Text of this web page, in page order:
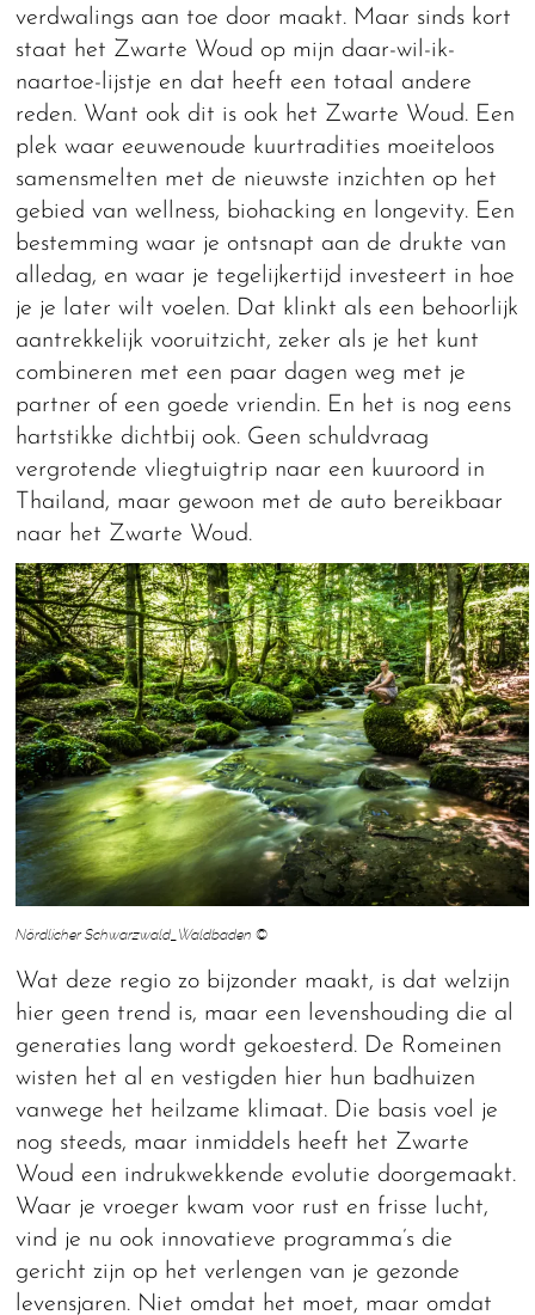
verdwalings aan toe door maakt. Maar sinds kort
staat het Zwarte Woud op mijn daar-wil-ik-
naartoe-lijstje en dat heeft een totaal andere
reden. Want ook dit is ook het Zwarte Woud. Een
plek waar eeuwenoude kuurtradities moeiteloos
samensmelten met de nieuwste inzichten op het
gebied van wellness, biohacking en longevity. Een
bestemming waar je ontsnapt aan de drukte van
alledag, en waar je tegelijkertijd investeert in hoe
je je later wilt voelen. Dat klinkt als een behoorlijk
aantrekkelijk vooruitzicht, zeker als je het kunt
combineren met een paar dagen weg met je
partner of een goede vriendin. En het is nog eens
hartstikke dichtbij ook. Geen schuldvraag
vergrotende vliegtuigtrip naar een kuuroord in
Thailand, maar gewoon met de auto bereikbaar
naar het Zwarte Woud.
Nördlicher Schwarzwald_Waldbaden ©
Wat deze regio zo bijzonder maakt, is dat welzijn
hier geen trend is, maar een levenshouding die al
generaties lang wordt gekoesterd. De Romeinen
wisten het al en vestigden hier hun badhuizen
vanwege het heilzame klimaat. Die basis voel je
nog steeds, maar inmiddels heeft het Zwarte
Woud een indrukwekkende evolutie doorgemaakt.
Waar je vroeger kwam voor rust en frisse lucht,
vind je nu ook innovatieve programma’s die
gericht zijn op het verlengen van je gezonde
levensjaren. Niet omdat het moet, maar omdat